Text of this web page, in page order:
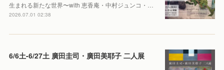
生まれる新たな世界〜with 恵香庵・中村ジュンコ・…
2026.07.01 02:38
6/6土-6/27土 廣田圭司・廣田美耶子 二人展